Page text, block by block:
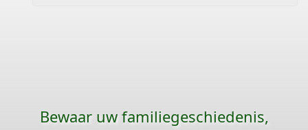
Bewaar uw familie­geschiedenis,